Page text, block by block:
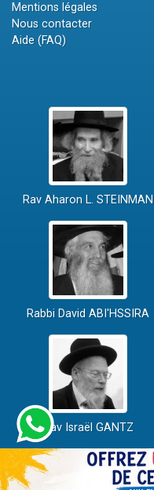
Mentions légales
Nous contacter
Aide (FAQ)
Rav Aharon L. STEINMAN
Rabbi David ABI'HSSIRA
Rav Israël GANTZ